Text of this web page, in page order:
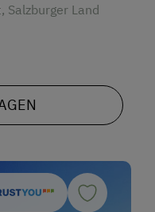
Salzburger Land